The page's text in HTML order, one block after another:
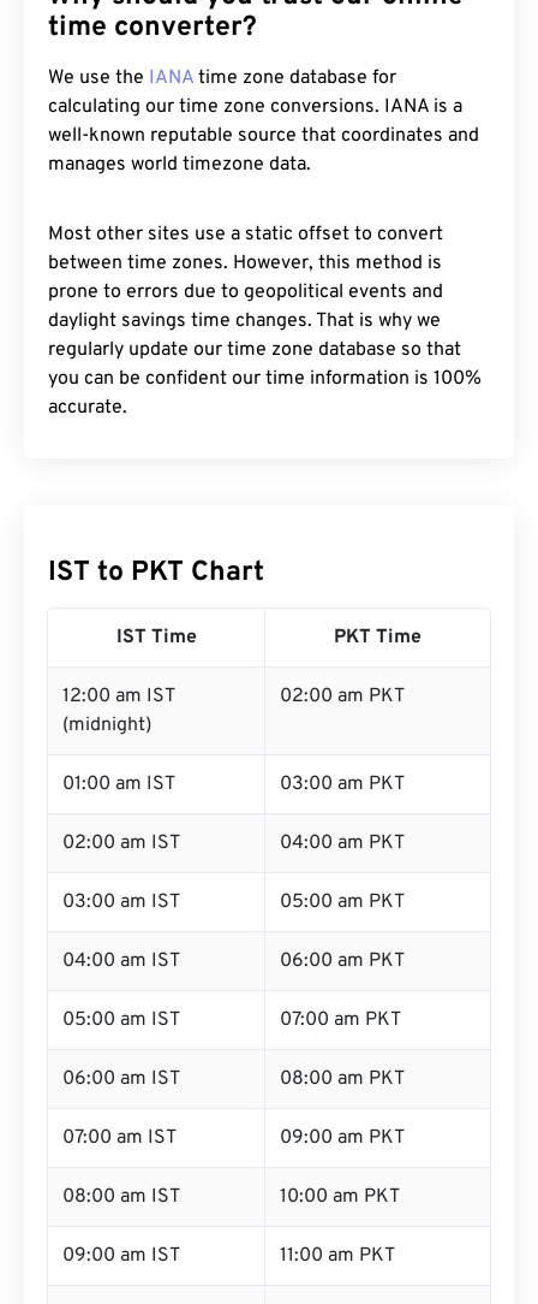
time converter?
We use the IANA time zone database for
calculating our time zone conversions. IANA is a
well-known reputable source that coordinates and
manages world timezone data.
Most other sites use a static offset to convert
between time zones. However, this method is
prone to errors due to geopolitical events and
daylight savings time changes. That is why we
regularly update our time zone database so that
you can be confident our time information is 100%
accurate.
IST to PKT Chart
IST Time PKT Time
12:00 am IST
(midnight)
02:00 am PKT
01:00 am IST 03:00 am PKT
02:00 am IST 04:00 am PKT
03:00 am IST 05:00 am PKT
04:00 am IST 06:00 am PKT
05:00 am IST 07:00 am PKT
06:00 am IST 08:00 am PKT
07:00 am IST 09:00 am PKT
08:00 am IST 10:00 am PKT
09:00 am IST 11:00 am PKT